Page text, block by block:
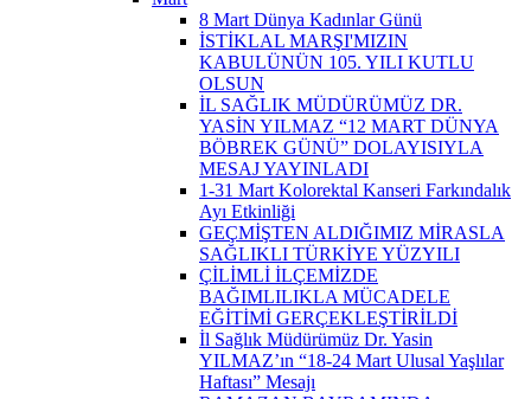
8 Mart Dünya Kadınlar Günü
İSTİKLAL MARŞI'MIZIN
KABULÜNÜN 105. YILI KUTLU
OLSUN
İL SAĞLIK MÜDÜRÜMÜZ DR.
YASİN YILMAZ “12 MART DÜNYA
BÖBREK GÜNÜ” DOLAYISIYLA
MESAJ YAYINLADI
1-31 Mart Kolorektal Kanseri Farkındalık
Ayı Etkinliği
GEÇMİŞTEN ALDIĞIMIZ MİRASLA
SAĞLIKLI TÜRKİYE YÜZYILI
ÇİLİMLİ İLÇEMİZDE
BAĞIMLILIKLA MÜCADELE
EĞİTİMİ GERÇEKLEŞTİRİLDİ
İl Sağlık Müdürümüz Dr. Yasin
YILMAZ’ın “18-24 Mart Ulusal Yaşlılar
Haftası” Mesajı